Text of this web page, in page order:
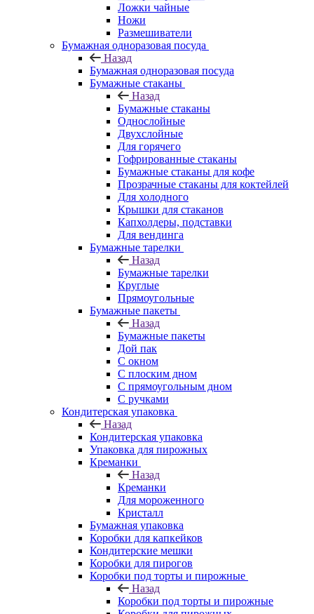
Ложки чайные
Ножи
Размешиватели
Бумажная одноразовая посуда
Назад
Бумажная одноразовая посуда
Бумажные стаканы
Назад
Бумажные стаканы
Однослойные
Двухслойные
Для горячего
Гофрированные стаканы
Бумажные стаканы для кофе
Прозрачные стаканы для коктейлей
Для холодного
Крышки для стаканов
Капхолдеры, подставки
Для вендинга
Бумажные тарелки
Назад
Бумажные тарелки
Круглые
Прямоугольные
Бумажные пакеты
Назад
Бумажные пакеты
Дой пак
С окном
С плоским дном
С прямоугольным дном
С ручками
Кондитерская упаковка
Назад
Кондитерская упаковка
Упаковка для пирожных
Креманки
Назад
Креманки
Для мороженного
Кристалл
Бумажная упаковка
Коробки для капкейков
Кондитерские мешки
Коробки для пирогов
Коробки под торты и пирожные
Назад
Коробки под торты и пирожные